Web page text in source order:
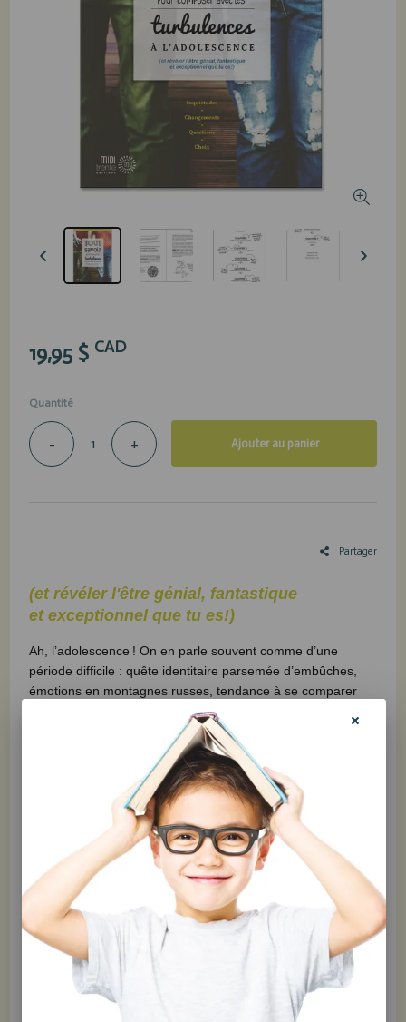
19,95 $ CAD
Quantité
- + Ajouter au panier
Partager
(et révéler l'être génial, fantastique
et exceptionnel que tu es!)
Ah, l’adolescence ! On en parle souvent comme d’une
période difficile : quête identitaire parsemée d’embûches,
émotions en montagnes russes, tendance à se comparer
aux autres (la plupart du temps désavantageusement),
manque de confiance en soi et, disons-le, propension à
paniquer devant les problèmes et les choix difficiles. Mais
est-ce vraiment obligé de se passer ainsi ?
Le guide pratique proposé ici a pour objectif d’amener
l’adolescent à mieux se connaître, à développer son sens
critique et à affiner ses habiletés d’auto-observation. Des
conseils et des stratégies concrètes l’aideront à cultiver des
attitudes positives (comme l’ouverture, la curiosité et la
flexibilité) mais, surtout, à saisir l’importance de passer à
l’action. Espérons qu’il se sentira alors mieux équipé pour
faire face aux aléas de la vie et… pour composer avec les
turbulences de l’adolescence !
Un outil concret pour aider l’adolescent à…